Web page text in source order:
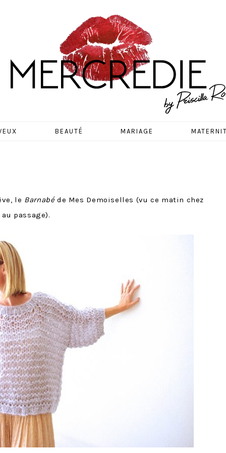
BEAUTÉ MARIAGE
le Barnabéde Mes Demoiselles (vu ce matin chez
passage).